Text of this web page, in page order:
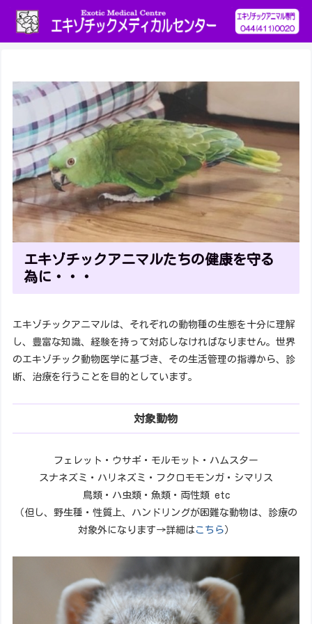
エキゾチックアニマルたちの健康を守る
為に・・・
エキゾチックアニマルは、それぞれの動物種の生態を十分に理解
し、豊富な知識、経験を持って対応しなければなりません。世界
のエキゾチック動物医学に基づき、その生活管理の指導から、診
断、治療を行うことを目的としています。
対象動物
フェレット・ウサギ・モルモット・ハムスター
スナネズミ・ハリネズミ・フクロモモンガ・シマリス
鳥類・ハ虫類・魚類・両性類 etc
（但し、野生種・性質上、ハンドリングが困難な動物は、診療の
対象外になります→詳細は こちら）